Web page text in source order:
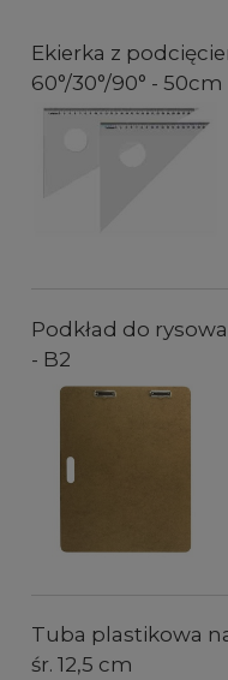
Ekierka z
60°/30°/90° - 50cm
Podkład do
- B2
Tuba plastikowa
śr. 12,5 cm